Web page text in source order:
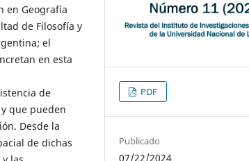
en Geografía
de Filosofía y
el
en esta
de
que pueden
Desde la
de dichas
PDF
Publicado
07/22/2024